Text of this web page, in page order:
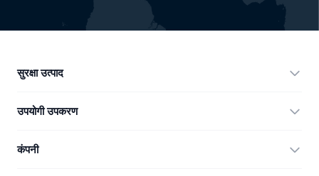
सुरक्षा उत्पाद
360 Total Security
Anti-Ransomware Tool
उपयोगी उपकरण
360 Zip
कंपनी